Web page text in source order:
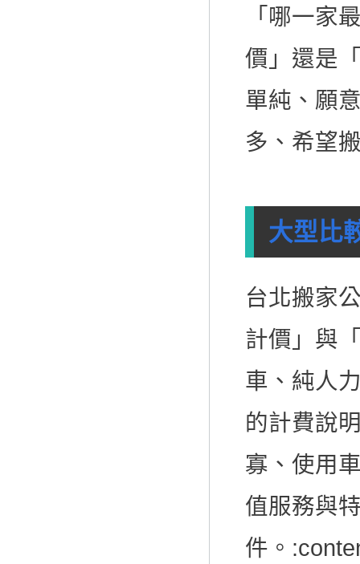
「哪一家
價」還是
單純、願
多、希望
大型比
台北搬家
計價」與
車、純人
的計費說
寡、使用
值服務與
件。